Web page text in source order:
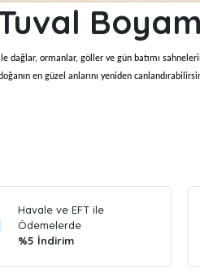
dağlar, ormanlar, göller ve gün batımı
en güzel anlarını yeniden
eşleşir ve doğru alanlara doğru renkleri
daha kontrollü bir boyama süreci
Havale ve EFT ile
Ödemelerde
%5 İndirim